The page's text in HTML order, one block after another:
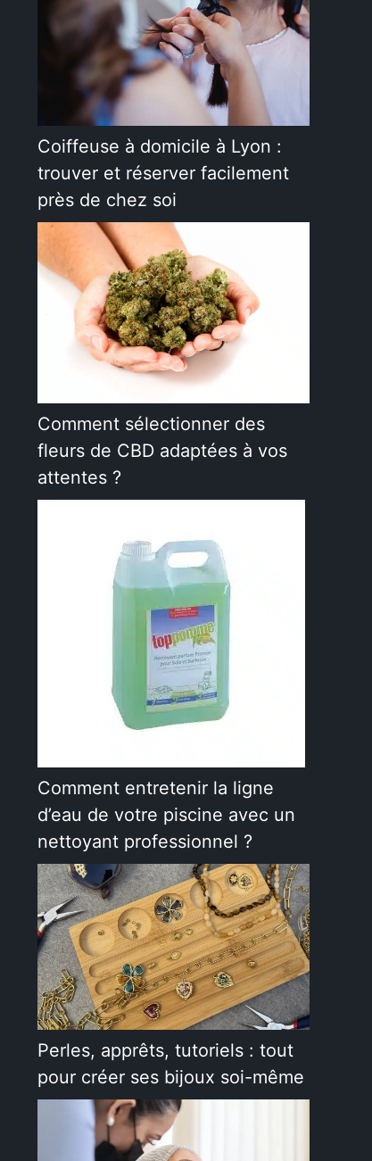
Coiffeuse à domicile à Lyon :
trouver et réserver facilement
près de chez soi
Comment sélectionner des
fleurs de CBD adaptées à vos
attentes ?
Comment entretenir la ligne
d’eau de votre piscine avec un
nettoyant professionnel ?
Perles, apprêts, tutoriels : tout
pour créer ses bijoux soi-même